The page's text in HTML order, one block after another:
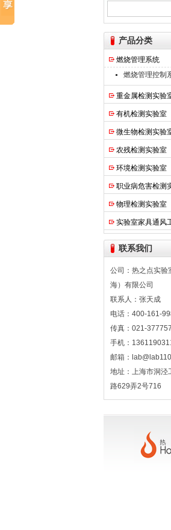
热之点实验室设备（
产品分类
燃烧管理系统
燃烧管理控制
重金属检测实验
有机检测实验室
微生物检测实验
农残检测实验室
环境检测实验室
职业病危害检测
物理检测实验室
实验室家具通风
联系我们
公司：热之点实验
海）有限公司
联系人：张天成
电话：400-161-
传真：021-
手机：
邮箱：
地址：上海市洞泾
路629弄2号716